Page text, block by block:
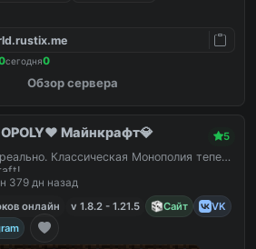
сегодня0
Обзор сервера
Майнкрафт💎 5
Классическая Монополия теперь
379 дн назад
онлайн
v 1.8.2 - 1.21.5 Сайт
VK